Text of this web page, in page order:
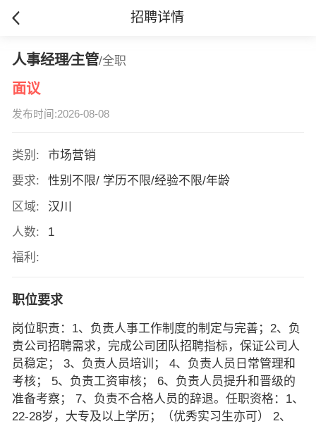
招聘详情
人事经理∕主管/全职
面议
发布时间:2026-08-08
类别:
市场营销
要求:
性别不限/ 学历不限/经验不限/年龄
区域:
汉川
人数:
1
福利:
职位要求
岗位职责：1、负责人事工作制度的制定与完善；2、负
责公司招聘需求，完成公司团队招聘指标，保证公司人
员稳定； 3、负责人员培训； 4、负责人员日常管理和
考核； 5、负责工资审核； 6、负责人员提升和晋级的
准备考察； 7、负责不合格人员的辞退。任职资格：1、
22-28岁，大专及以上学历；（优秀实习生亦可） 2、